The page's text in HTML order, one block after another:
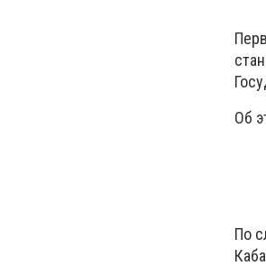
Об
По